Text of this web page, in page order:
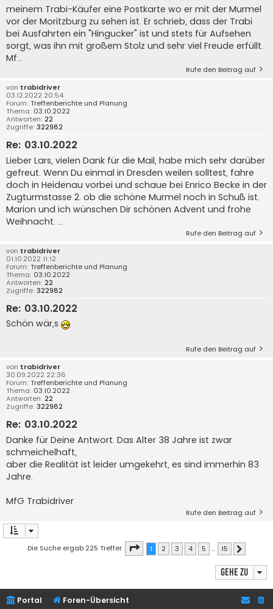
meinem Trabi-Käufer eine Postkarte wo er mit der Murmel
vor der Moritzburg zu sehen ist. Er schrieb, dass der Trabi
bei Ausfahrten ein "Hingucker" ist und stets für Aufsehen
sorgt, was ihn mit großem Stolz und sehr viel Freude erfüllt.
Mf...
Rufe den Beitrag auf
von trabidriver
03.12.2022 20:54
Forum: Treffenberichte und Planung
Thema: 03.10.2022
Antworten: 22
Zugriffe: 322982
Re: 03.10.2022
Lieber Lars, vielen Dank für die Mail, habe mich sehr darüber
gefreut. Wenn Du einmal in Dresden weilen solltest, fahre
doch in Heidenau vorbei und schaue bei Enrico Becke in der
Zugturmstasse 2. ob die schöne Murmel noch in Schuß ist.
Marion und ich wünschen Dir schönen Advent und frohe
Weihnacht. ...
Rufe den Beitrag auf
von trabidriver
01.10.2022 11:12
Forum: Treffenberichte und Planung
Thema: 03.10.2022
Antworten: 22
Zugriffe: 322982
Re: 03.10.2022
Schön wär,s
Rufe den Beitrag auf
von trabidriver
30.09.2022 22:36
Forum: Treffenberichte und Planung
Thema: 03.10.2022
Antworten: 22
Zugriffe: 322982
Re: 03.10.2022
Danke für Deine Antwort. Das Alter 38 Jahre ist zwar
schmeichelhaft,
aber die Realität ist leider umgekehrt, es sind immerhin 83
Jahre.
MfG Trabidriver
Rufe den Beitrag auf
Die Suche ergab 225 Treffer Seite von15
1 2 3 4 5 … 15
Gehe zu
Portal Foren-Übersicht